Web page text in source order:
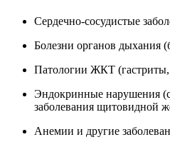
Сердечно-сосудистые
Болезни органов дыхания
Патологии ЖКТ (гастриты,
Эндокринные нарушения
заболевания щитовидной
Анемии и другие